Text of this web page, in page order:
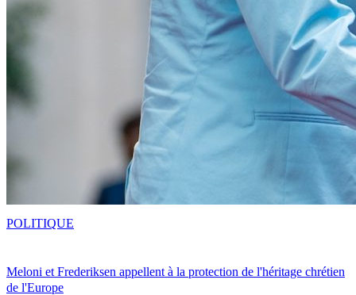
Meloni et Frederiksen appellent à la protection de l'héritage chrétien
de l'Europe
POLITIQUE